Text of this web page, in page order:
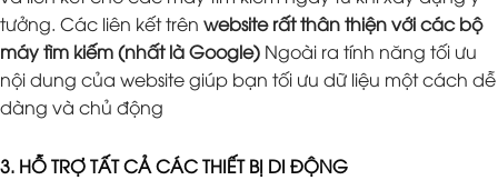
tưởng. Các liên kết trên website rất thân thiện với các bộ
máy tìm kiếm (nhất là Google) Ngoài ra tính năng tối ưu
nội dung của website giúp bạn tối ưu dữ liệu một cách dễ
dàng và chủ động
3. HỖ TRỢ TẤT CẢ CÁC THIẾT BỊ DI ĐỘNG